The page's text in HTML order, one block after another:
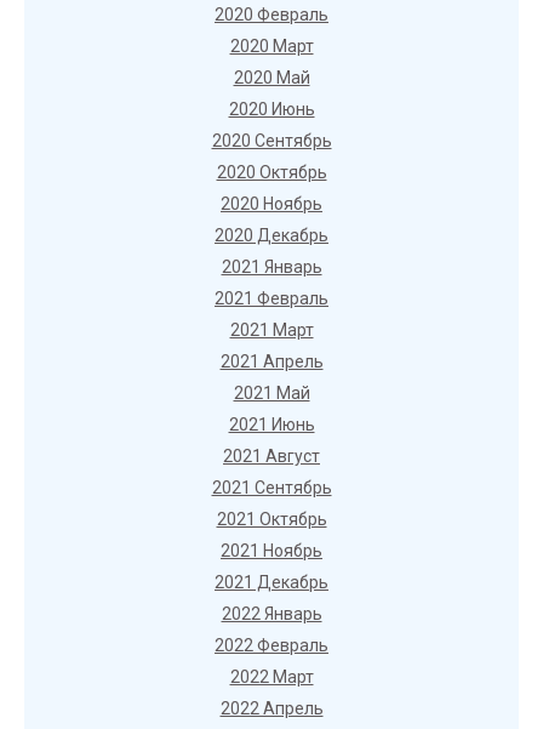
2020 Февраль
2020 Март
2020 Май
2020 Июнь
2020 Сентябрь
2020 Октябрь
2020 Ноябрь
2020 Декабрь
2021 Январь
2021 Февраль
2021 Март
2021 Апрель
2021 Май
2021 Июнь
2021 Август
2021 Сентябрь
2021 Октябрь
2021 Ноябрь
2021 Декабрь
2022 Январь
2022 Февраль
2022 Март
2022 Апрель